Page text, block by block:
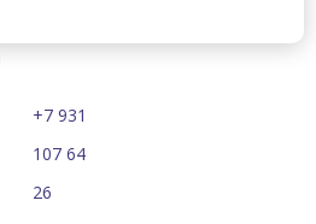
+7 931
107 64
26